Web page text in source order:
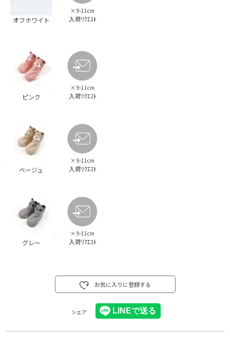
オフホワイト
× 9-11cm
入荷ﾘｸｴｽﾄ
ピンク
× 9-11cm
入荷ﾘｸｴｽﾄ
ベージュ
× 9-11cm
入荷ﾘｸｴｽﾄ
グレー
× 9-11cm
入荷ﾘｸｴｽﾄ
お気に入りに登録する
シェア